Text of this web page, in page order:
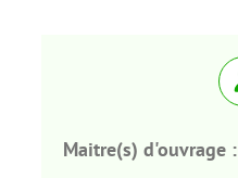
Maitre(s) d'ouvrage :